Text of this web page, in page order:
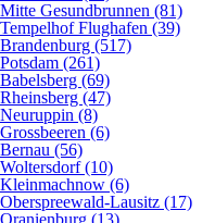
Mitte Gesundbrunnen (81)
Tempelhof Flughafen (39)
Brandenburg (517)
Potsdam (261)
Babelsberg (69)
Rheinsberg (47)
Neuruppin (8)
Grossbeeren (6)
Bernau (56)
Woltersdorf (10)
Kleinmachnow (6)
Oberspreewald-Lausitz (17)
Oranienburg (13)